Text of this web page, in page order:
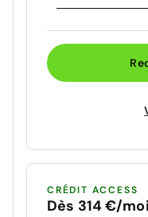
CRÉDIT ACCESS
Dès 314 €/